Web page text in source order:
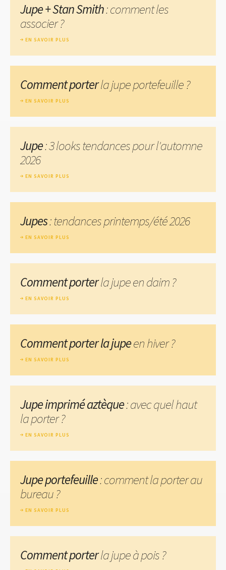
Jupe + Stan Smith: comment les
associer ?
EN SAVOIR PLUS
Comment porterla jupe portefeuille ?
EN SAVOIR PLUS
Jupe: 3 looks tendances pour l'automne
2026
EN SAVOIR PLUS
Jupes: tendances printemps/été 2026
EN SAVOIR PLUS
Comment porterla jupe en daim ?
EN SAVOIR PLUS
Comment porter la jupeen hiver ?
EN SAVOIR PLUS
Jupe imprimé aztèque: avec quel haut
la porter ?
EN SAVOIR PLUS
Jupe portefeuille: comment la porter au
bureau ?
EN SAVOIR PLUS
Comment porterla jupe à pois ?